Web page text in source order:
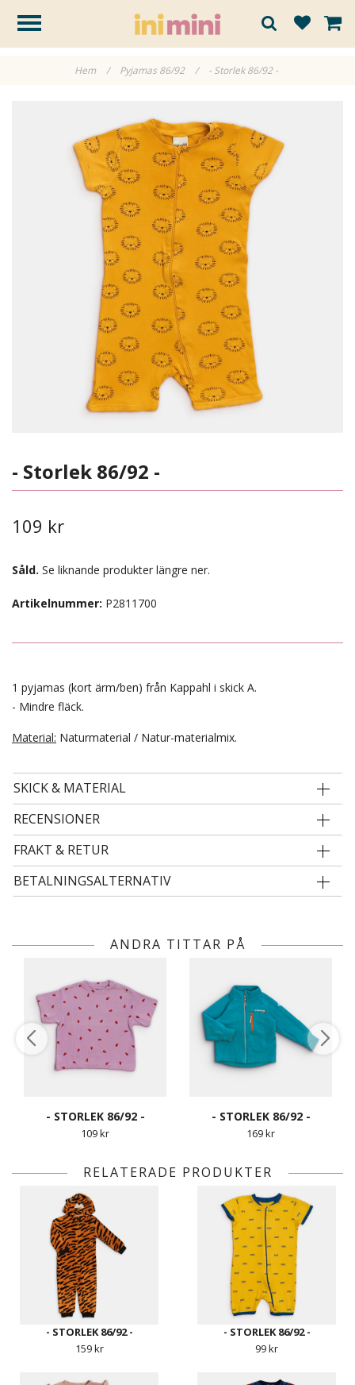
Hem / Pyjamas 86/92 / - Storlek 86/92 -
- Storlek 86/92 -
109 kr
Såld. Se liknande produkter längre ner.
Artikelnummer: P2811700
1 pyjamas (kort ärm/ben) från Kappahl i skick A.
- Mindre fläck.
Material: Naturmaterial / Natur-materialmix.
SKICK & MATERIAL
RECENSIONER
FRAKT & RETUR
BETALNINGSALTERNATIV
ANDRA TITTAR PÅ
- STORLEK 86/92 -
109 kr
- STORLEK 86/92 -
169 kr
RELATERADE PRODUKTER
- STORLEK 86/92 -
159 kr
- STORLEK 86/92 -
99 kr